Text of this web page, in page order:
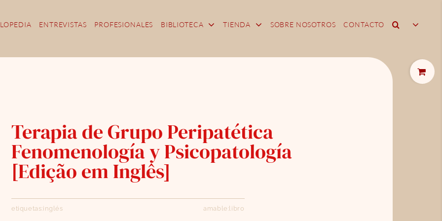
ENTREVISTAS PROFESIONALES BIBLIOTECA TIENDA SOBRE NOSOTROS CONTACTO
Terapia de Grupo Peripatética
Fenomenología y Psicopatología
[Edição em Inglês]
etiquetas:inglés amable:libro
Toggle
Sliding
Bar